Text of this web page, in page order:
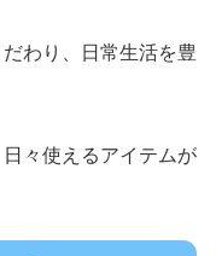
わり、日常生活を豊
々使えるアイテムが